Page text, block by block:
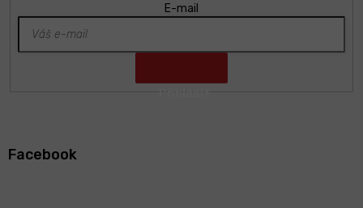
E-mail
Facebook